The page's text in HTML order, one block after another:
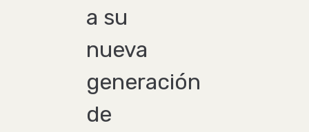
a su
nueva
generación
de